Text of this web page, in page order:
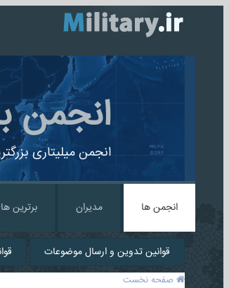
انجمن
انجمن میلیتاری
انجمن ها مدیران برترین
قوانین تدوین و ارسال موضوعات
صفحه نخست